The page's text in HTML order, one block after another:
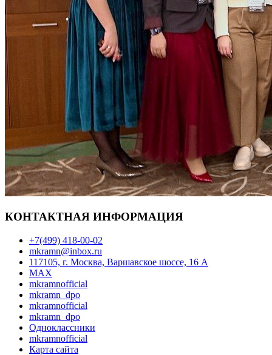
КОНТАКТНАЯ ИНФОРМАЦИЯ
+7(499) 418-00-02
mkramn@inbox.ru
117105, г. Москва, Варшавское шоссе, 16 А
MAX
mkramnofficial
mkramn_dpo
mkramnofficial
mkramn_dpo
Одноклассники
mkramnofficial
Карта сайта